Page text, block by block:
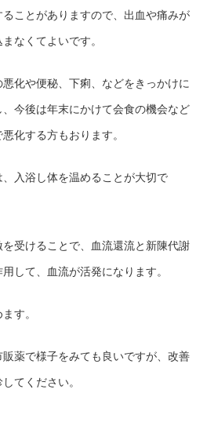
ことがありますので、出血や痛みが
なくてよいです。
化や便秘、下痢、などをきっかけに
今後は年末にかけて会食の機会など
化する方もおります。
入浴し体を温めることが大切で
受けることで、血流還流と新陳代謝
して、血流が活発になります。
す。
薬で様子をみても良いですが、改善
てください。